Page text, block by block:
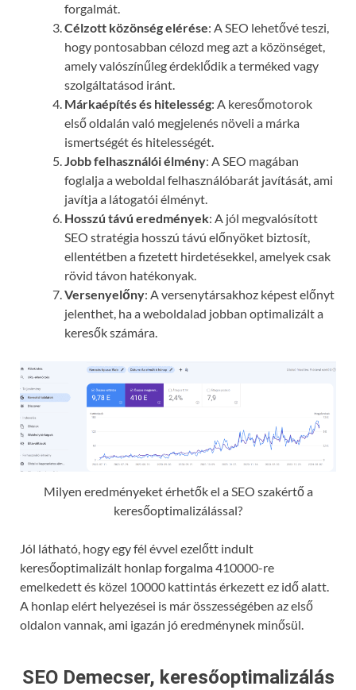
forgalmát.
Célzott közönség elérése: A SEO lehetővé teszi,
hogy pontosabban célozd meg azt a közönséget,
amely valószínűleg érdeklődik a terméked vagy
szolgáltatásod iránt.
Márkaépítés és hitelesség: A keresőmotorok
első oldalán való megjelenés növeli a márka
ismertségét és hitelességét.
Jobb felhasználói élmény: A SEO magában
foglalja a weboldal felhasználóbarát javítását, ami
javítja a látogatói élményt.
Hosszú távú eredmények: A jól megvalósított
SEO stratégia hosszú távú előnyöket biztosít,
ellentétben a fizetett hirdetésekkel, amelyek csak
rövid távon hatékonyak.
Versenyelőny: A versenytársakhoz képest előnyt
jelenthet, ha a weboldalad jobban optimalizált a
keresők számára.
Milyen eredményeket érhetők el a SEO szakértő a
keresőoptimalizálással?
Jól látható, hogy egy fél évvel ezelőtt indult
keresőoptimalizált honlap forgalma 410000-re
emelkedett és közel 10000 kattintás érkezett ez idő alatt.
A honlap elért helyezései is már összességében az első
oldalon vannak, ami igazán jó eredménynek minősül.
SEO Demecser, keresőoptimalizálás